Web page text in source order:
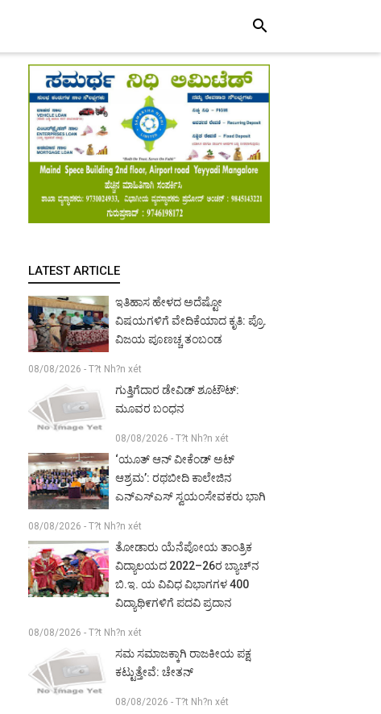
search
LATEST ARTICLE
ಇತಿಹಾಸ ಹೇಳದ ಅದೆಷ್ಟೋ
ವಿಷಯಗಳಿಗೆ ವೇದಿಕೆಯಾದ ಕೃತಿ: ಪ್ರೊ.
ವಿಜಯ ಪೂಣಚ್ಚ ತಂಬಂಡ
08/08/2026 - T?t Nh?n xét
ಗುತ್ತಿಗೆದಾರ ಡೇವಿಡ್ ಶೂಟೌಟ್:
ಮೂವರ ಬಂಧನ
08/08/2026 - T?t Nh?n xét
‘ಯೂತ್ ಆನ್ ವೀಕೆಂಡ್ ಅಟ್
ಆಶ್ರಮ’: ರಥಬೀದಿ ಕಾಲೇಜಿನ
ಎನ್‌ಎಸ್‌ಎಸ್ ಸ್ವಯಂಸೇವಕರು ಭಾಗಿ
08/08/2026 - T?t Nh?n xét
ತೋಡಾರು ಯೆನೆಪೋಯ ತಾಂತ್ರಿಕ
ವಿದ್ಯಾಲಯದ 2022–26ರ ಬ್ಯಾಚ್‌ನ
ಬಿ.ಇ. ಯ ವಿವಿಧ ವಿಭಾಗಗಳ 400
ವಿದ್ಯಾಥಿ೯ಗಳಿಗೆ ಪದವಿ ಪ್ರದಾನ
08/08/2026 - T?t Nh?n xét
ಸಮ ಸಮಾಜಕ್ಕಾಗಿ ರಾಜಕೀಯ ಪಕ್ಷ
ಕಟ್ಟುತ್ತೇವೆ: ಚೇತನ್
08/08/2026 - T?t Nh?n xét